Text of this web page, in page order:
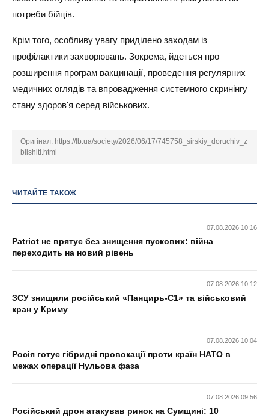
потреби бійців.
Крім того, особливу увагу приділено заходам із
профілактики захворювань. Зокрема, йдеться про
розширення програм вакцинації, проведення регулярних
медичних оглядів та впровадження системного скринінгу
стану здоров'я серед військових.
Оригінал: https://lb.ua/society/2026/06/17/745758_sirskiy_doruchiv_z
bilshiti.html
ЧИТАЙТЕ ТАКОЖ
07.08.2026 10:16
Patriot не врятує без знищення пускових: війна
переходить на новий рівень
07.08.2026 10:12
ЗСУ знищили російський «Панцирь-С1» та військовий
кран у Криму
07.08.2026 10:04
Росія готує гібридні провокації проти країн НАТО в
межах операції Нульова фаза
07.08.2026 09:56
Російський дрон атакував ринок на Сумщині: 10